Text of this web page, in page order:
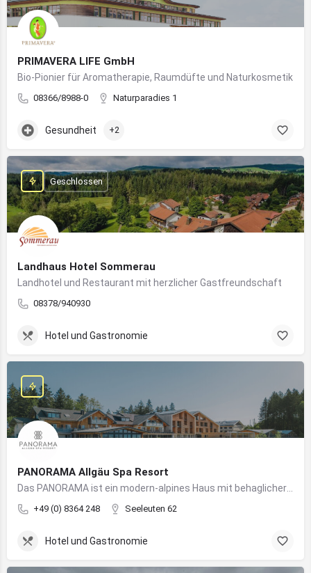
PRIMAVERA LIFE GmbH
Bio-Pionier für Aromatherapie, Raumdüfte und Naturkosmetik
08366/8988-0 Naturparadies 1
Gesundheit +2
Landhaus Hotel Sommerau
Landhotel und Restaurant mit herzlicher Gastfreundschaft
08378/940930
Geschlossen
Hotel und Gastronomie
PANORAMA Allgäu Spa Resort
+49 (0) 8364 248 Seeleuten 62
Hotel und Gastronomie